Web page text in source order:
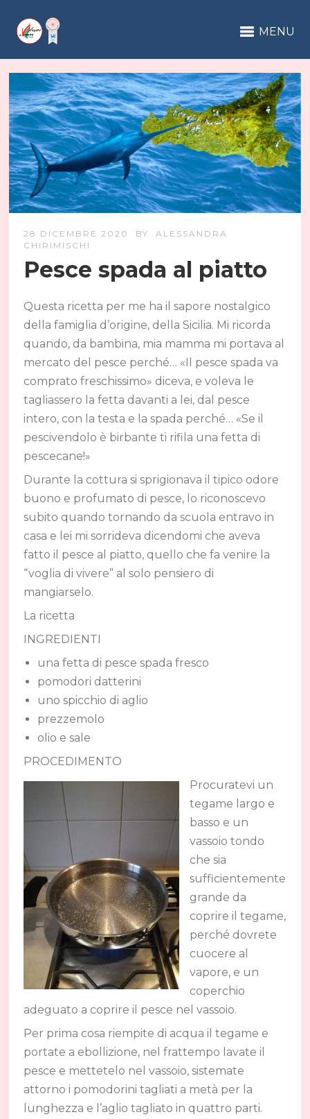
MENU
28 DICEMBRE 2020 BY
ALESSANDRA
CHIRIMISCHI
Pesce spada al piatto
Questa ricetta per me ha il sapore nostalgico
della famiglia d’origine, della Sicilia. Mi ricorda
quando, da bambina, mia mamma mi portava al
mercato del pesce perché… «Il pesce spada va
comprato freschissimo» diceva, e voleva le
tagliassero la fetta davanti a lei, dal pesce
intero, con la testa e la spada perché… «Se il
pescivendolo è birbante ti rifila una fetta di
pescecane!»
Durante la cottura si sprigionava il tipico odore
buono e profumato di pesce, lo riconoscevo
subito quando tornando da scuola entravo in
casa e lei mi sorrideva dicendomi che aveva
fatto il pesce al piatto, quello che fa venire la
“voglia di vivere” al solo pensiero di
mangiarselo.
La ricetta
INGREDIENTI
una fetta di pesce spada fresco
pomodori datterini
uno spicchio di aglio
prezzemolo
olio e sale
PROCEDIMENTO
Procuratevi un
tegame largo e
basso e un
vassoio tondo
che sia
sufficientemente
grande da
coprire il tegame,
perché dovrete
cuocere al
vapore, e un
coperchio
adeguato a coprire il pesce nel vassoio.
Per prima cosa riempite di acqua il tegame e
portate a ebollizione, nel frattempo lavate il
pesce e mettetelo nel vassoio, sistemate
attorno i pomodorini tagliati a metà per la
lunghezza e l’aglio tagliato in quattro parti.